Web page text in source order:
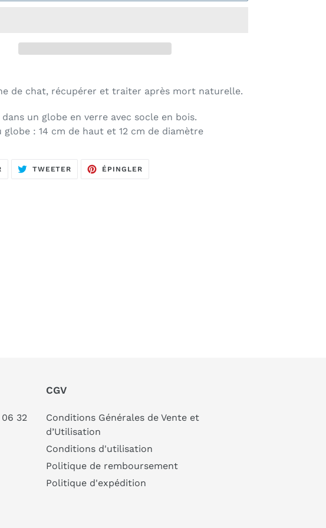
de chat, récupérer et traiter après mort naturelle.
un globe en verre avec socle en bois.
globe : 14 cm de haut et 12 cm de diamètre
PARTAGER
SUR
TWEETER TWEETERÉPINGLER
32
CGV
Conditions Générales de Vente et
d’Utilisation
Conditions d'utilisation
Politique de remboursement
Politique d'expédition